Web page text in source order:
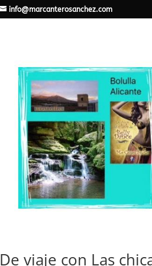
info@marcanterosanchez.com
De viaje con Las